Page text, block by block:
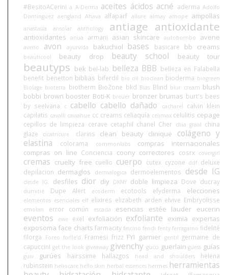
#BesitoACerini a A-Derma aceites ácidos acné aderma Adolfo
Domínguez aengland Ahava alfaparf allure almay amope ampollas
anastasia ansolar anthology antiage antioxidante
antioxidantes anua armani asian skincare autobombo avene
aveno avon ayurvida bakuchiol bases basicare bb creams
beauticool beauty drop beauty school beauty tour
beautyps bek bel-lab belleza BBB belleza en Falabella
benefit benetton biblias biferdil bio oil bioclean bioderma biogreen
Biolage bioterra biotherm BioZone bkd Blas Blind blur cream blush
bobbi brown booster Boti-K breuer bronzer brumas burt's bees
by seelvana
c cabello cabello dañado cacharel
calvin klein
capilatis cavalli caviahue cc creams celiaquía celimax celulitis cepage
cepillos de limpieza cerave cetaphil chanel Cher chia graal china
glaze
cicatricure. clarins clean beauty clinique
colágeno y
elastina
colorama commonlabs
compras internacionales
compras on line Conciencia coony correctores cosrx covergirl
cremas cruelty free cuello cuerpo cutex cyzone ddf deluxe
depilacion dermaglos dermalogica dermoelementos desde IG
desde IG. desfiles dior diy DKNY doble limpieza Dove ducray
dumitié Dupe Alert ecoderm ecotools efyderma elecciones
elementos esenciales elf elixires elizabeth arden elvive Embryolisse
emolan error común escada esencias estée lauder eucerin
eventos ewe exel exfoliación exfoliante eximia expertas
exposoma face charts farmacity fascino fendi fenty ferragamo fidelité
filorga
Foreo forlle'd Framesi frizz FYI garnier gentil germaine de
capuccini get the look giveaway givenchy gucci guerlain guess guías
guiv gurúes hairssime hallazgos head and shoulders
helena
rubinstein heliocare hello skin herbal essences hermes herramientas